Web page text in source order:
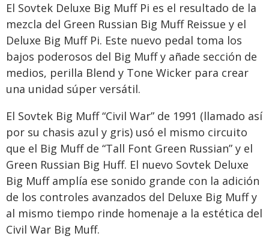
El Sovtek Deluxe Big Muff Pi es el resultado de la
mezcla del Green Russian Big Muff Reissue y el
Deluxe Big Muff Pi. Este nuevo pedal toma los
bajos poderosos del Big Muff y añade sección de
medios, perilla Blend y Tone Wicker para crear
una unidad súper versátil.
El Sovtek Big Muff “Civil War” de 1991 (llamado así
por su chasis azul y gris) usó el mismo circuito
que el Big Muff de “Tall Font Green Russian” y el
Green Russian Big Huff. El nuevo Sovtek Deluxe
Big Muff amplía ese sonido grande con la adición
de los controles avanzados del Deluxe Big Muff y
al mismo tiempo rinde homenaje a la estética del
Civil War Big Muff.